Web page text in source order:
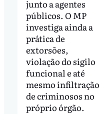
junto a agentes
públicos. O MP
investiga ainda a
prática de
extorsões,
violação do sigilo
funcional e até
mesmo infiltração
de criminosos no
próprio órgão.